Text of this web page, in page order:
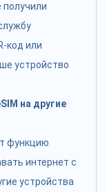
получили
код или
устройство
на другие
функцию
интернет с
устройства